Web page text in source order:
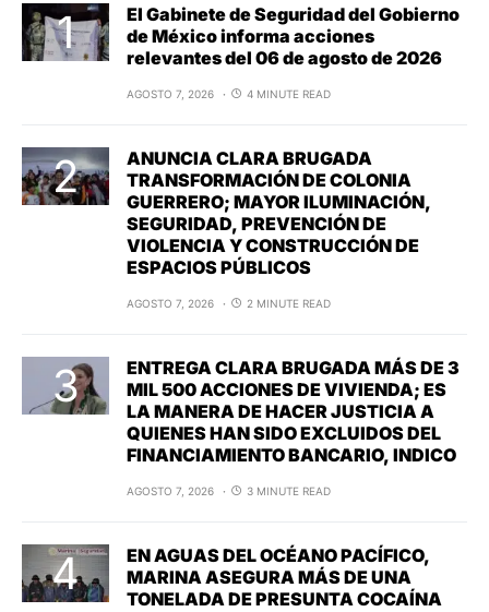
El Gabinete de Seguridad del Gobierno
de México informa acciones
relevantes del 06 de agosto de 2026
AGOSTO 7, 2026 4 MINUTE READ
ANUNCIA CLARA BRUGADA
TRANSFORMACIÓN DE COLONIA
GUERRERO; MAYOR ILUMINACIÓN,
SEGURIDAD, PREVENCIÓN DE
VIOLENCIA Y CONSTRUCCIÓN DE
ESPACIOS PÚBLICOS
AGOSTO 7, 2026 2 MINUTE READ
ENTREGA CLARA BRUGADA MÁS DE 3
MIL 500 ACCIONES DE VIVIENDA; ES
LA MANERA DE HACER JUSTICIA A
QUIENES HAN SIDO EXCLUIDOS DEL
FINANCIAMIENTO BANCARIO, INDICO
AGOSTO 7, 2026 3 MINUTE READ
EN AGUAS DEL OCÉANO PACÍFICO,
MARINA ASEGURA MÁS DE UNA
TONELADA DE PRESUNTA COCAÍNA